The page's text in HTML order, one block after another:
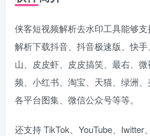
侠客短视频解析去水印工具能够
解析下载抖音、抖音极速版、快
山、皮皮虾、皮皮搞笑、最右、
频、小红书、淘宝、天猫、绿洲、
各平台图集、微信公众号等等。
还支持 TikTok、YouTube、Iwitter
登录
用户名或邮箱
记住登录